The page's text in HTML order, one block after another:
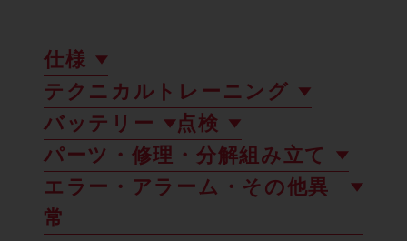
仕様
テクニカルトレーニング
バッテリー
点検
パーツ・修理・分解組み立て
エラー・アラーム・その他異
常